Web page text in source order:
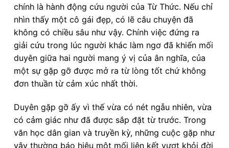
chính là hành động cứu người của Từ Thức. Nếu chỉ
nhìn thấy một cô gái đẹp, có lẽ câu chuyện đã
không có chiều sâu như vậy. Chính việc đứng ra
giải cứu trong lúc người khác làm ngơ đã khiến mối
duyên giữa hai người mang ý vị của ân nghĩa, của
một sự gặp gỡ được mở ra từ lòng tốt chứ không
đơn thuần từ cảm xúc nhất thời.
Duyên gặp gỡ ấy vì thế vừa có nét ngẫu nhiên, vừa
có cảm giác như đã được sắp đặt từ trước. Trong
văn học dân gian và truyền kỳ, những cuộc gặp như
vậy thường báo hiệu một mối liên kết vượt khỏi đời